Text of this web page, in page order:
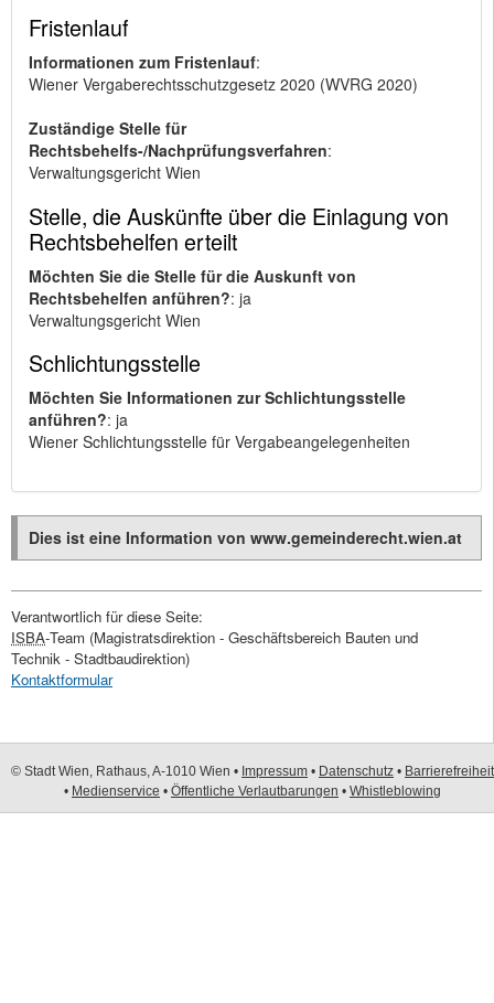
Fristenlauf
Informationen zum Fristenlauf:
Wiener Vergaberechtsschutzgesetz 2020 (WVRG 2020)
Zuständige Stelle für
Rechtsbehelfs-/Nachprüfungsverfahren:
Verwaltungsgericht Wien
Stelle, die Auskünfte über die Einlagung von
Rechtsbehelfen erteilt
Möchten Sie die Stelle für die Auskunft von
Rechtsbehelfen anführen?: ja
Verwaltungsgericht Wien
Schlichtungsstelle
Möchten Sie Informationen zur Schlichtungsstelle
anführen?: ja
Wiener Schlichtungsstelle für Vergabeangelegenheiten
Dies ist eine Information von www.gemeinderecht.wien.at
Verantwortlich für diese Seite:
ISBA-Team (Magistratsdirektion - Geschäftsbereich Bauten und
Technik - Stadtbaudirektion)
Kontaktformular
© Stadt Wien, Rathaus, A-1010 Wien • Impressum • Datenschutz • Barrierefreiheit
• Medienservice • Öffentliche Verlautbarungen • Whistleblowing